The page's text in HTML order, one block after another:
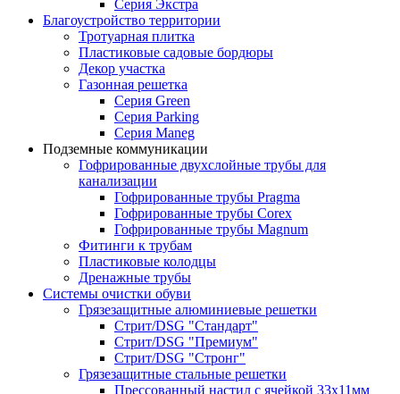
Серия Экстра
Благоустройство территории
Тротуарная плитка
Пластиковые садовые бордюры
Декор участка
Газонная решетка
Серия Green
Серия Parking
Серия Maneg
Подземные коммуникации
Гофрированные двухслойные трубы для
канализации
Гофрированные трубы Pragma
Гофрированные трубы Corex
Гофрированные трубы Magnum
Фитинги к трубам
Пластиковые колодцы
Дренажные трубы
Системы очистки обуви
Грязезащитные алюминиевые решетки
Стрит/DSG "Стандарт"
Стрит/DSG "Премиум"
Стрит/DSG "Стронг"
Грязезащитные стальные решетки
Прессованный настил с ячейкой 33х11мм